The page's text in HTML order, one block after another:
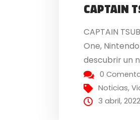
CAPTAIN
CAPTAIN
One,
descubrir un
0
Noticias,
3 abril, 2022